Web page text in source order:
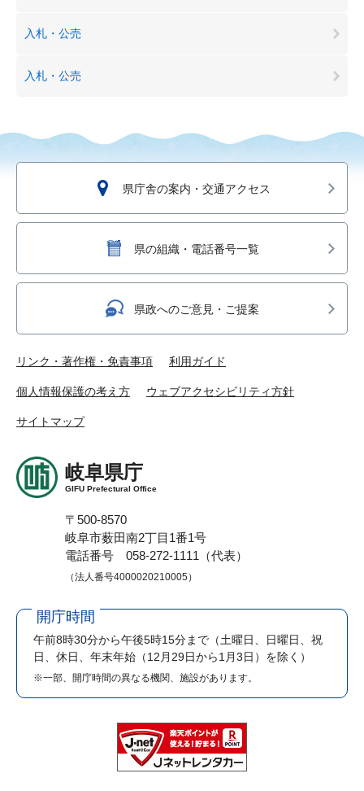
入札・公売
入札・公売
県庁舎の案内・交通アクセス
県の組織・電話番号一覧
県政へのご意見・ご提案
リンク・著作権・免責事項 利用ガイド
個人情報保護の考え方 ウェブアクセシビリティ方針
サイトマップ
岐阜県庁
GIFU Prefectural Office
〒500-8570
岐阜市薮田南2丁目1番1号
電話番号 058-272-1111（代表）
（法人番号4000020210005）
開庁時間
午前8時30分から午後5時15分まで （土曜日、日曜日、祝
日、休日、年末年始（12月29日から1月3日）を除く）
※一部、開庁時間の異なる機関、施設があります。